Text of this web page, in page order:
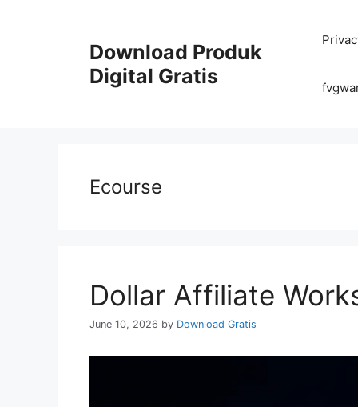
Download Produk
Digital Gratis
Ecourse
Dollar Affiliate
June 10, 2026 by Download Gratis